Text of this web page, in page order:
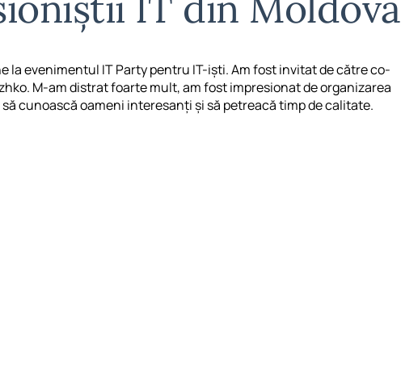
evenimentul IT Party pentru IT-iști. Am fost invitat de către co-
M-am distrat foarte mult, am fost impresionat de organizarea
cunoască oameni interesanți și să petreacă timp de calitate.